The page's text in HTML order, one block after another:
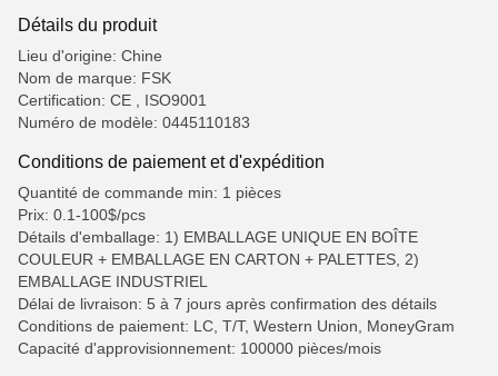
Détails du produit
Lieu d'origine: Chine
Nom de marque: FSK
Certification: CE , ISO9001
Numéro de modèle: 0445110183
Conditions de paiement et d'expédition
Quantité de commande min: 1 pièces
Prix: 0.1-100$/pcs
Détails d'emballage: 1) EMBALLAGE UNIQUE EN BOÎTE
COULEUR + EMBALLAGE EN CARTON + PALETTES, 2)
EMBALLAGE INDUSTRIEL
Délai de livraison: 5 à 7 jours après confirmation des détails
Conditions de paiement: LC, T/T, Western Union, MoneyGram
Capacité d'approvisionnement: 100000 pièces/mois